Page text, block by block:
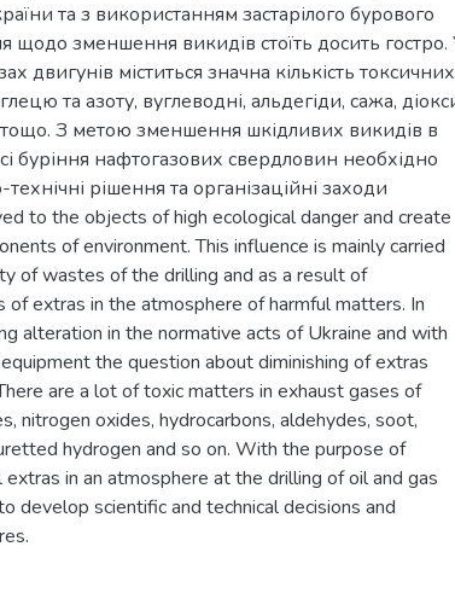
та з використанням застарілого бурового
щодо зменшення викидів стоїть досить гостро.
двигунів міститься значна кількість токсичних
та азоту, вуглеводні, альдегіди, сажа,
тощо. З метою зменшення шкідливих викидів в
буріння нафтогазових свердловин необхідно
рішення та організаційні заходи
to the objects of high ecological danger and create
of environment. This influence is mainly carried
of wastes of the drilling and as a result of
of extras in the atmosphere of harmful matters. In
alteration in the normative acts of Ukraine and with
the question about diminishing of extras
are a lot of toxic matters in exhaust gases of
nitrogen oxides, hydrocarbons, aldehydes, soot,
hydrogen and so on. With the purpose of
extras in an atmosphere at the drilling of oil and gas
develop scientific and technical decisions and